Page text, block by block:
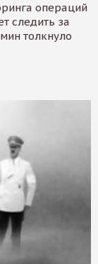
операций
следить за
толкнуло